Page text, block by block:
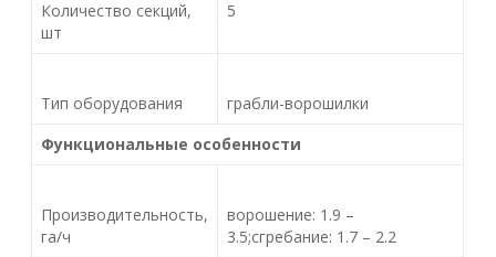
Количество секций,
шт
5
Тип оборудования
грабли-ворошилки
Функциональные особенности
Производительность,
га/ч
ворошение: 1.9 –
3.5;сгребание: 1.7 – 2.2